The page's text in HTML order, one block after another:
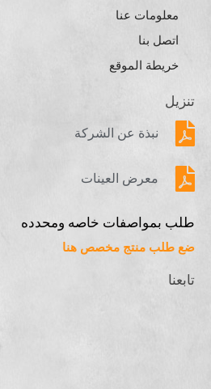
معلومات عنا
اتصل بنا
خريطة الموقع
تنزيل
نبذة عن الشركة
معرض العينات
طلب بمواصفات خاصه ومحدده
ضع طلب منتج مخصص هنا
تابعنا